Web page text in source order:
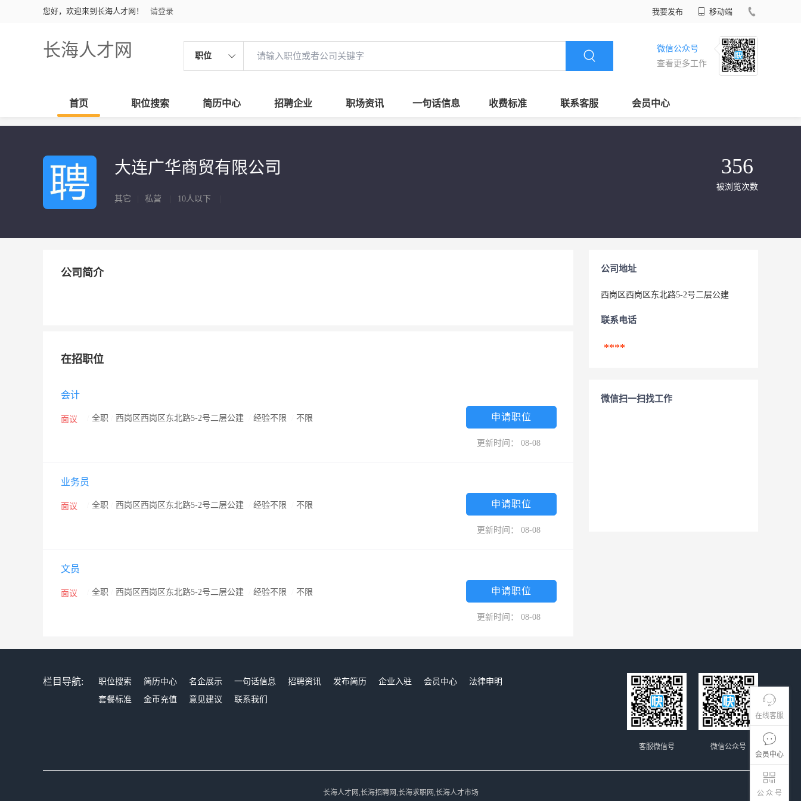
您好，欢迎来到长海人才网！ 请登录 我要发布 移动端
长海人才网 职位
微信公众号
查看更多工作
首页 职位搜索 简历中心 招聘企业 职场资讯 一句话信息 收费标准 联系客服 会员中心
在线客服
会员中心
公 众 号
大连广华商贸有限公司
其它 私营 10人以下
356
被浏览次数
公司简介
在招职位
会计
面议 全职 西岗区西岗区东北路5-2号二层公建 经验不限 不限 申请职位
更新时间： 08-08
业务员
面议 全职 西岗区西岗区东北路5-2号二层公建 经验不限 不限 申请职位
更新时间： 08-08
文员
面议 全职 西岗区西岗区东北路5-2号二层公建 经验不限 不限 申请职位
更新时间： 08-08
公司地址
西岗区西岗区东北路5-2号二层公建
联系电话
****
微信扫一扫找工作
栏目导航: 职位搜索 简历中心 名企展示 一句话信息 招聘资讯 发布简历 企业入驻 会员中心
法律申明
套餐标准
金币充值 意见建议 联系我们
微信公众号
客服微信号
长海人才网,长海招聘网,长海求职网,长海人才市场